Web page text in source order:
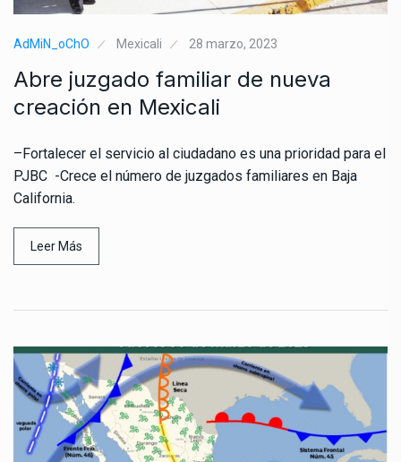
AdMiN_oChO Mexicali 28 marzo, 2023
Abre juzgado familiar de nueva
creación en Mexicali
–Fortalecer el servicio al ciudadano es una prioridad para el
PJBC -Crece el número de juzgados familiares en Baja
California.
Leer Más